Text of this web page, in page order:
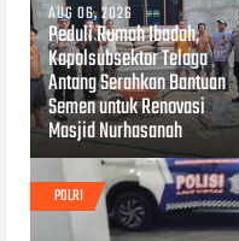
AUG 06, 2026
Peduli Rumah Ibadah,
Kapolsubsektor Telaga
Antang Serahkan Bantuan
Semen untuk Renovasi
Masjid Nurhasanah
POLRI